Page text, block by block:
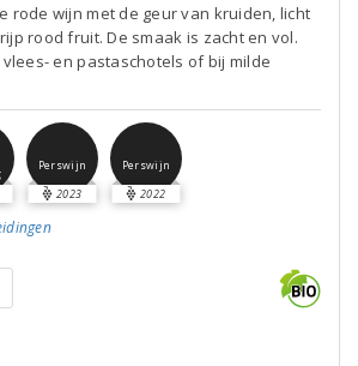
rode wijn met de geur van kruiden, licht
rood fruit. De smaak is zacht en vol.
en pastaschotels of bij milde
Perswijn
2023
Perswijn
2022